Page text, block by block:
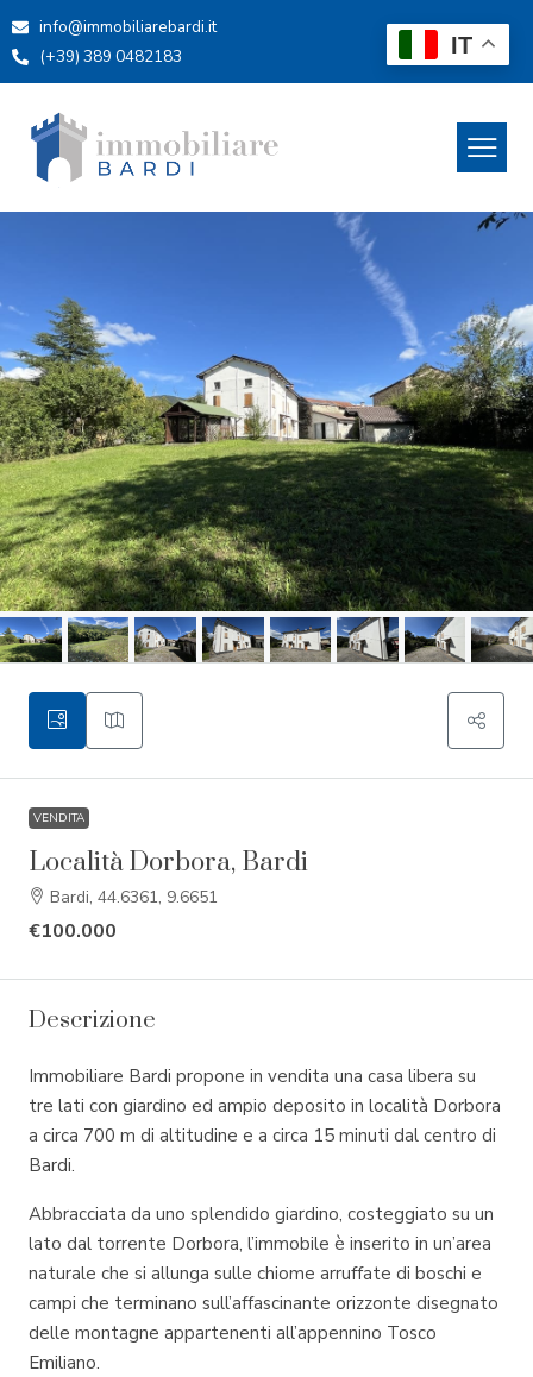
info@immobiliarebardi.it
(+39) 389 0482183
VENDITA
Località Dorbora, Bardi
Bardi, 44.6361, 9.6651
€100.000
Descrizione
Immobiliare Bardi propone in vendita una casa libera su
tre lati con giardino ed ampio deposito in località Dorbora
a circa 700 m di altitudine e a circa 15 minuti dal centro di
Bardi.
Abbracciata da uno splendido giardino, costeggiato su un
lato dal torrente Dorbora, l’immobile è inserito in un’area
naturale che si allunga sulle chiome arruffate di boschi e
campi che terminano sull’affascinante orizzonte disegnato
delle montagne appartenenti all’appennino Tosco
Emiliano.
IT